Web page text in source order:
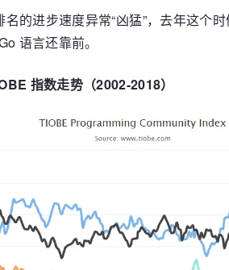
的进步速度异常“凶猛”，去年这个
语言还靠前。
指数走势（2002-2018）